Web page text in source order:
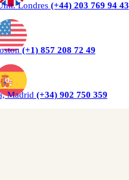
Londres (+44) 203 769 94 43
(+1) 857 208 72 49
Madrid (+34) 902 750 359